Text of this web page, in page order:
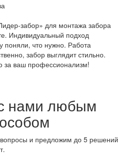
забор» для монтажа забора
Индивидуальный подход
поняли, что нужно. Работа
забор выглядит стильно.
за ваш профессионализм!
нами любым
и предложим до 5 решений